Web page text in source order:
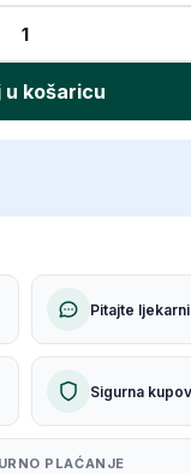
Pitajte
Sigurna
PLAĆANJE